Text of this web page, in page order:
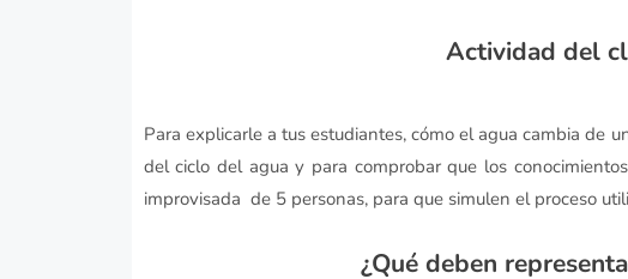
Actividad del
Para explicarle a tus estudiantes, cómo el agua cambia de
del ciclo del agua y para comprobar que los
improvisada de 5 personas, para que simulen el proceso
¿Qué deben